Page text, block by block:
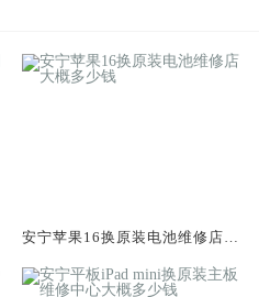
安宁苹果16换原装电池维修店大